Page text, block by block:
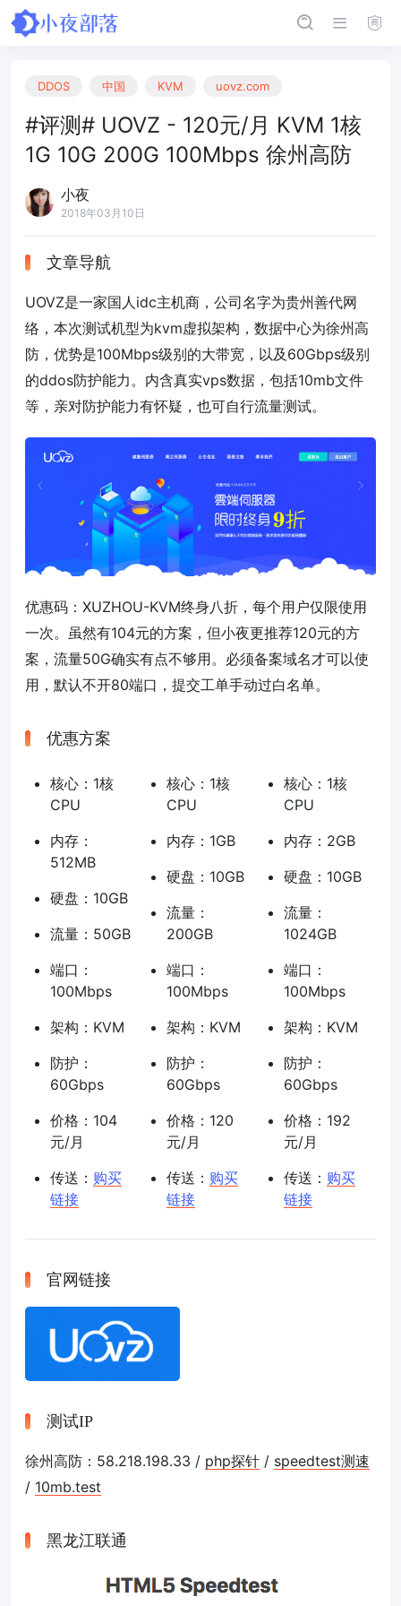
DDOS 中国 KVM uovz.com
#评测# UOVZ - 120元/月 KVM 1核
1G 10G 200G 100Mbps 徐州高防
小夜
2018年03月10日
文章导航
UOVZ是一家国人idc主机商，公司名字为贵州善代网
络，本次测试机型为kvm虚拟架构，数据中心为徐州高
防，优势是100Mbps级别的大带宽，以及60Gbps级别
的ddos防护能力。内含真实vps数据，包括10mb文件
等，亲对防护能力有怀疑，也可自行流量测试。
优惠码： XUZHOU-KVM终身八折，每个用户仅限使用
一次。虽然有104元的方案，但小夜更推荐120元的方
案，流量50G确实有点不够用。必须备案域名才可以使
用，默认不开80端口，提交工单手动过白名单。
优惠方案
核心：1核
CPU
内存：
512MB
硬盘：10GB
流量：50GB
端口：
100Mbps
架构：KVM
防护：
60Gbps
价格：104
元/月
传送： 购买
链接
核心：1核
CPU
内存：1GB
硬盘：10GB
流量：
200GB
端口：
100Mbps
架构：KVM
防护：
60Gbps
价格：120
元/月
传送： 购买
链接
核心：1核
CPU
内存：2GB
硬盘：10GB
流量：
1024GB
端口：
100Mbps
架构：KVM
防护：
60Gbps
价格：192
元/月
传送： 购买
链接
官网链接
测试IP
徐州高防：58.218.198.33 / php探针 / speedtest测速
/ 10mb.test
黑龙江联通